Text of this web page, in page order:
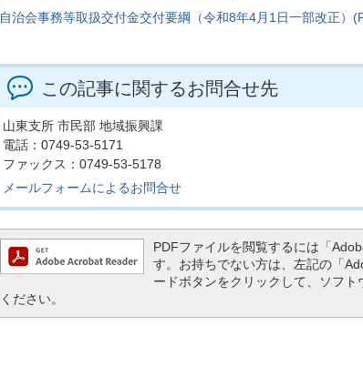
自治会事務等取扱交付金交付要綱（令和8年4月1日一部改正）
この記事に関するお問合せ先
山東支所 市民部 地域振興課
電話：0749-53-5171
ファックス：0749-53-5178
メールフォームによるお問合せ
PDFファイルを閲覧するには「
す。お持ちでない方は、左記の「
ードボタンをクリックして、ソフ
ください。